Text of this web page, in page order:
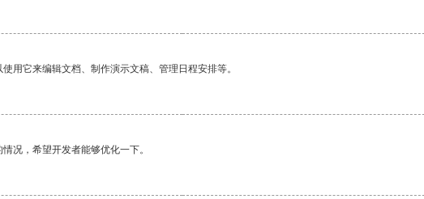
用它来编辑文档、制作演示文稿、管理日程安排等。
况，希望开发者能够优化一下。